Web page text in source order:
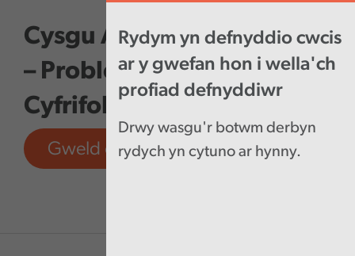
Rydym yn defnyddio cwcis
ar y gwefan hon i wella'ch
profiad defnyddiwr
Drwy wasgu'r botwm derbyn
rydych yn cytuno ar hynny.
Cysgu Allan yng Nghymru
– Problem i Bawb;
Cyfrifoldeb i Neb
Gweld offeryn